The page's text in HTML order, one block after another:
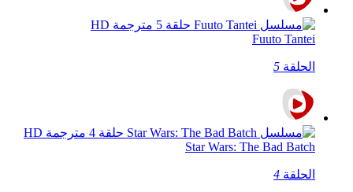
Fuuto Tantei
الحلقة 5
Star Wars: The Bad Batch
الحلقة 4